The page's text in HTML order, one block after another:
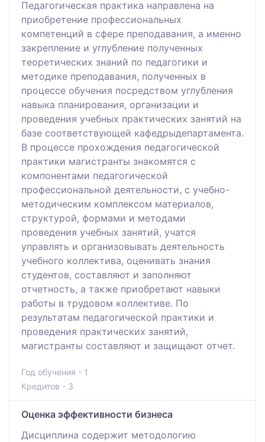
Педагогическая практика направлена на
приобретение профессиональных
компетенций в сфере преподавания, а именно
закрепление и углубление полученных
теоретических знаний по педагогики и
методике преподавания, полученных в
процессе обучения посредством углубления
навыка планирования, организации и
проведения учебных практических занятий на
базе соответствующей кафедрыдепартамента.
В процессе прохождения педагогической
практики магистранты знакомятся с
компонентами педагогической
профессиональной деятельности, с учебно-
методическим комплексом материалов,
структурой, формами и методами
проведения учебных занятий, учатся
управлять и организовывать деятельность
учебного коллектива, оценивать знания
студентов, составляют и заполняют
отчетность, а также приобретают навыки
работы в трудовом коллективе. По
результатам педагогической практики и
проведения практических занятий,
магистранты составляют и защищают отчет.
Год обучения - 1
Кредитов - 3
Оценка эффективности бизнеса
Дисциплина содержит методологию